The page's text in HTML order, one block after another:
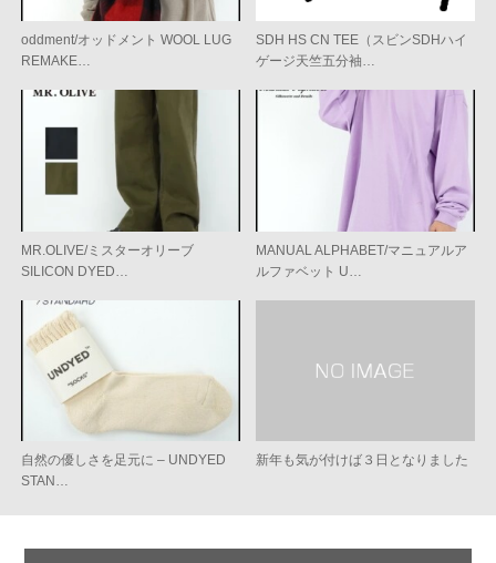
oddment/オッドメント WOOL LUG
REMAKE…
SDH HS CN TEE（スビンSDHハイ
ゲージ天竺五分袖…
MR.OLIVE/ミスターオリーブ
SILICON DYED…
MANUAL ALPHABET/マニュアルア
ルファベット U…
自然の優しさを足元に – UNDYED
STAN…
新年も気が付けば３日となりました